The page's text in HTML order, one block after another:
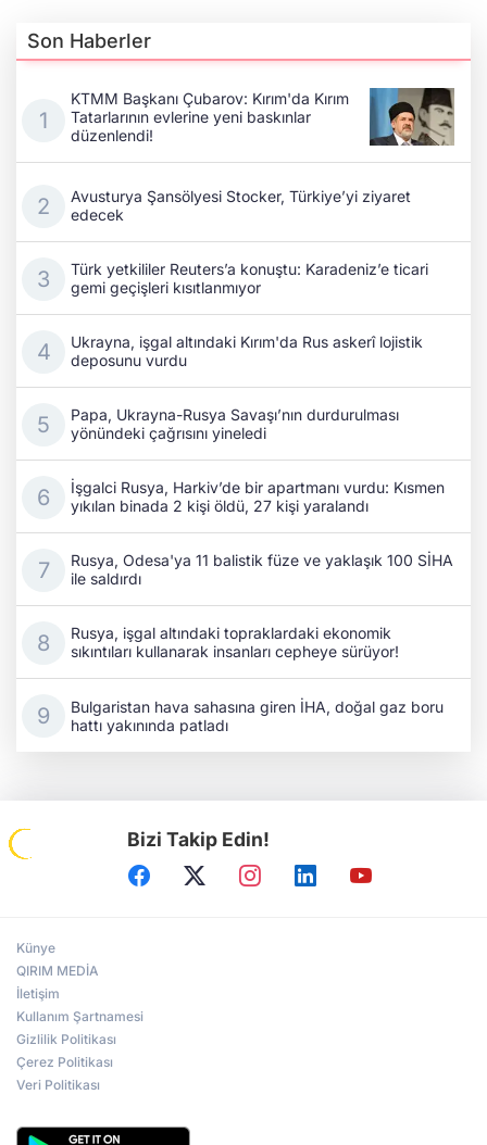
Son Haberler
KTMM Başkanı Çubarov: Kırım'da Kırım
Tatarlarının evlerine yeni baskınlar
düzenlendi!
Avusturya Şansölyesi Stocker, Türkiye’yi ziyaret
edecek
Türk yetkililer Reuters’a konuştu: Karadeniz’e ticari
gemi geçişleri kısıtlanmıyor
Ukrayna, işgal altındaki Kırım'da Rus askerî lojistik
deposunu vurdu
Papa, Ukrayna-Rusya Savaşı’nın durdurulması
yönündeki çağrısını yineledi
İşgalci Rusya, Harkiv’de bir apartmanı vurdu: Kısmen
yıkılan binada 2 kişi öldü, 27 kişi yaralandı
Rusya, Odesa'ya 11 balistik füze ve yaklaşık 100 SİHA
ile saldırdı
Rusya, işgal altındaki topraklardaki ekonomik
sıkıntıları kullanarak insanları cepheye sürüyor!
Bulgaristan hava sahasına giren İHA, doğal gaz boru
hattı yakınında patladı
Bizi Takip Edin!
Künye
QIRIM MEDİA
İletişim
Kullanım Şartnamesi
Gizlilik Politikası
Çerez Politikası
Veri Politikası